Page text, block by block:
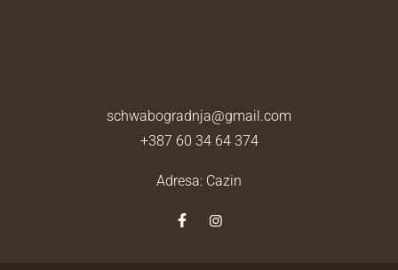
schwabogradnja@gmail.com
+387 60 34 64 374
Adresa: Cazin